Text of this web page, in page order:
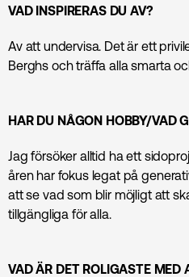
VAD INSPIRERAS DU AV?
Av att undervisa. Det är ett
Berghs och träffa alla smarta
HAR DU NÅGON HOBBY/VAD
Jag försöker alltid ha ett
åren har fokus legat på
att se vad som blir möjligt att
tillgängliga för alla.
VAD ÄR DET ROLIGASTE MED